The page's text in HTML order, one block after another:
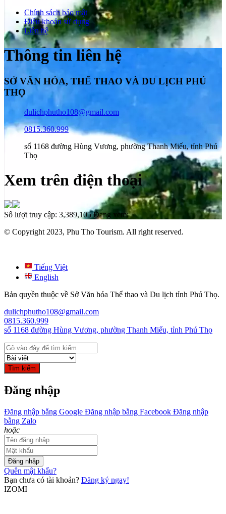
Chính sách bảo mật
Điều khoản sử dụng
Liên hệ
Thông tin liên hệ
SỞ VĂN HÓA, THỂ THAO VÀ DU LỊCH PHÚ
THỌ
dulichphutho108@gmail.com
0815.360.999
số 1168 đường Hùng Vương, phường Thanh Miếu, tỉnh Phú
Thọ
Xem trên điện thoại
Số lượt truy cập: 3,389,105Đang xem:
© Copyright 2023, Phu Tho Tourism. All right reserved.
Tiếng Việt
English
Bản quyền thuộc về Sở Văn hóa Thể thao và Du lịch tỉnh Phú Thọ.
dulichphutho108@gmail.com
0815.360.999
số 1168 đường Hùng Vương, phường Thanh Miếu, tỉnh Phú Thọ
Tìm kiếm
Đăng nhập
Đăng nhập bằng Google Đăng nhập bằng Facebook Đăng nhập
bằng Zalo
hoặc
Đăng nhập
Quên mật khẩu?
Bạn chưa có tài khoản? Đăng ký ngay!
IZOMI